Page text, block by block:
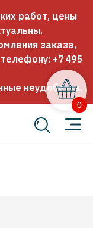
работ, цены
заказа,
+7 495
неудобства.
0